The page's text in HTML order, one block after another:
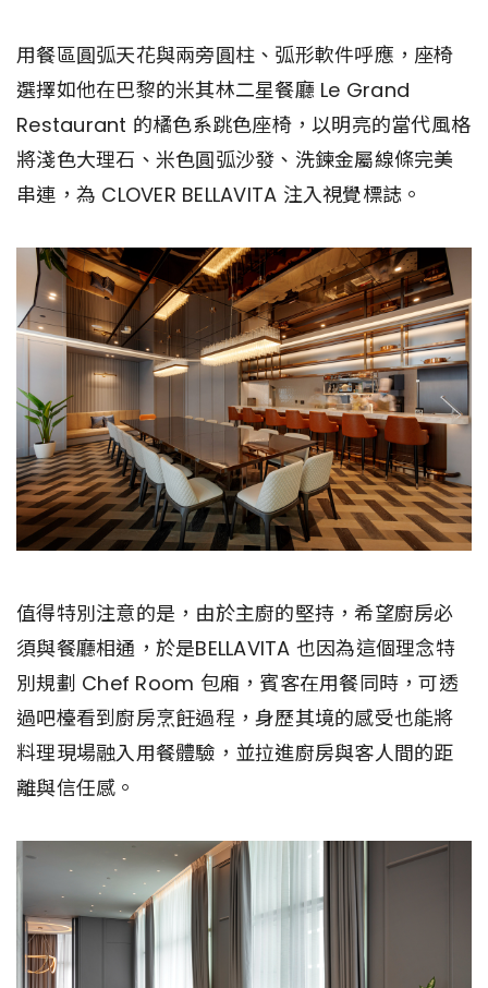
用餐區圓弧天花與兩旁圓柱、弧形軟件呼應，座椅
選擇如他在巴黎的米其林二星餐廳 Le Grand
Restaurant 的橘色系跳色座椅，以明亮的當代風格
將淺色大理石、米色圓弧沙發、洗鍊金屬線條完美
串連，為 CLOVER BELLAVITA 注入視覺標誌。
值得特別注意的是，由於主廚的堅持，希望廚房必
須與餐廳相通，於是BELLAVITA 也因為這個理念特
別規劃 Chef Room 包廂，賓客在用餐同時，可透
過吧檯看到廚房烹飪過程，身歷其境的感受也能將
料理現場融入用餐體驗，並拉進廚房與客人間的距
離與信任感。